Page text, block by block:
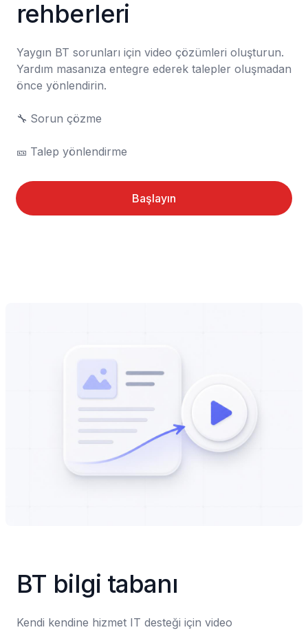
rehberleri
Yaygın BT sorunları için video çözümleri oluşturun.
Yardım masanıza entegre ederek talepler oluşmadan
önce yönlendirin.
🔧	Sorun çözme
🎫	Talep yönlendirme
Başlayın
BT bilgi tabanı
Kendi kendine hizmet IT desteği için video